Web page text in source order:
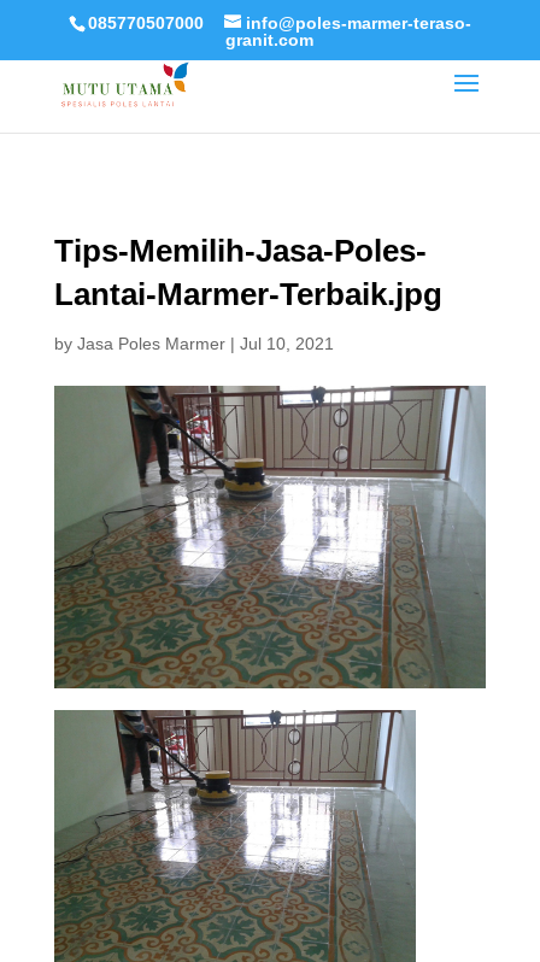
085770507000
info@poles-marmer-teraso-
granit.com
Tips-Memilih-Jasa-Poles-
Lantai-Marmer-Terbaik.jpg
by Jasa Poles Marmer| Jul 10, 2021